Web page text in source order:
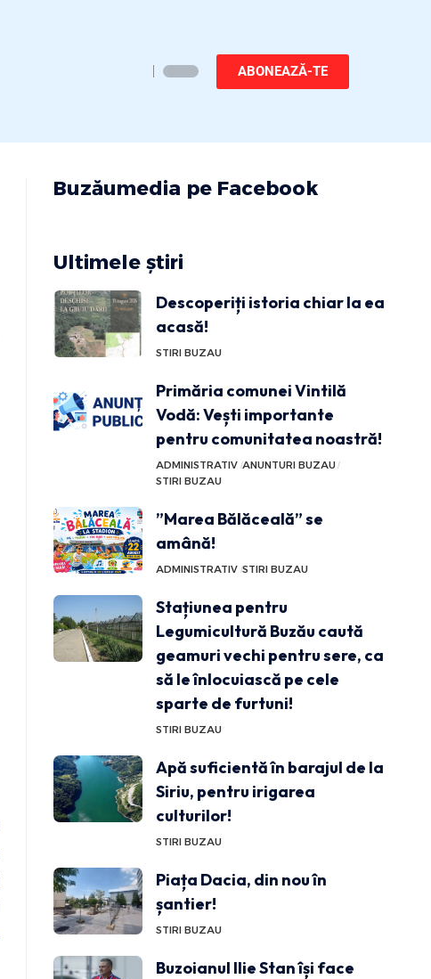
ABONEAZĂ-TE
Buzăumedia pe Facebook
Ultimele știri
Descoperiți istoria chiar la ea
acasă!
STIRI BUZAU
Primăria comunei Vintilă
Vodă: Vești importante
pentru comunitatea noastră!
ADMINISTRATIV ANUNTURI BUZAU
STIRI BUZAU
”Marea Bălăceală” se
amână!
ADMINISTRATIV STIRI BUZAU
Stațiunea pentru
Legumicultură Buzău caută
geamuri vechi pentru sere, ca
să le înlocuiască pe cele
sparte de furtuni!
STIRI BUZAU
Apă suficientă în barajul de la
Siriu, pentru irigarea
culturilor!
STIRI BUZAU
Piața Dacia, din nou în
șantier!
STIRI BUZAU
Buzoianul Ilie Stan își face